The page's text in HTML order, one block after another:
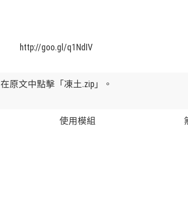
http://goo.gl/q1NdIV
在原文中點擊「凍土.zip」。
使用模組